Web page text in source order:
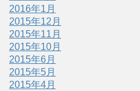
2016年1月
2015年12月
2015年11月
2015年10月
2015年6月
2015年5月
2015年4月